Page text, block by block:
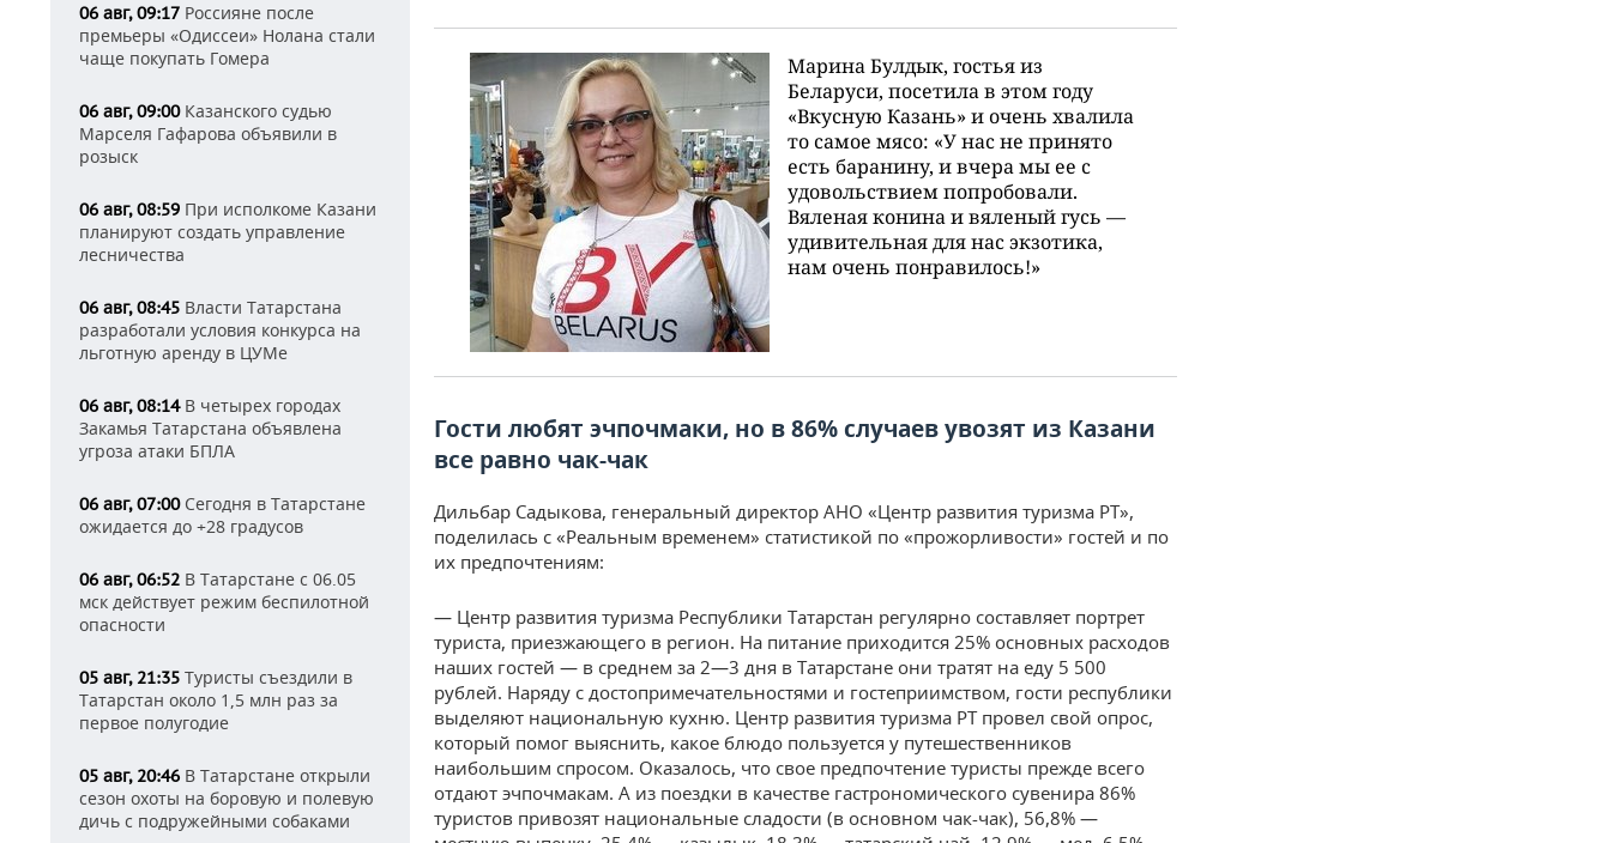
06 авг, 09:17 Россияне после
премьеры «Одиссеи» Нолана стали
чаще покупать Гомера
06 авг, 09:00Казанского судью
Марселя Гафарова объявили в
розыск
06 авг, 08:59 При исполкоме Казани
планируют создать управление
лесничества
06 авг, 08:45 Власти Татарстана
разработали условия конкурса на
льготную аренду в ЦУМе
06 авг, 08:14В четырех городах
Закамья Татарстана объявлена
угроза атаки БПЛА
06 авг, 07:00Сегодня в Татарстане
ожидается до +28 градусов
06 авг, 06:52 В Татарстане с 06.05
мск действует режим беспилотной
опасности
05 авг, 21:35 Туристы съездили в
Татарстан около 1,5 млн раз за
первое полугодие
05 авг, 20:46 В Татарстане открыли
сезон охоты на боровую и полевую
дичь с подружейными собаками
Марина Булдык, гостья из
Беларуси, посетила в этом году
«Вкусную Казань» и очень хвалила
то самое мясо: «У нас не принято
есть баранину, и вчера мы ее с
удовольствием попробовали.
Вяленая конина и вяленый гусь —
удивительная для нас экзотика,
нам очень понравилось!»
Гости любят эчпочмаки, но в 86% случаев увозят из Казани
все равно чак-чак
Дильбар Садыкова, генеральный директор АНО «Центр развития туризма РТ»,
поделилась с «Реальным временем» статистикой по «прожорливости» гостей и по
их предпочтениям:
— Центр развития туризма Республики Татарстан регулярно составляет портрет
туриста, приезжающего в регион. На питание приходится 25% основных расходов
наших гостей — в среднем за 2—3 дня в Татарстане они тратят на еду 5 500
рублей. Наряду с достопримечательностями и гостеприимством, гости республики
выделяют национальную кухню. Центр развития туризма РТ провел свой опрос,
который помог выяснить, какое блюдо пользуется у путешественников
наибольшим спросом. Оказалось, что свое предпочтение туристы прежде всего
отдают эчпочмакам. А из поездки в качестве гастрономического сувенира 86%
туристов привозят национальные сладости (в основном чак-чак), 56,8% —